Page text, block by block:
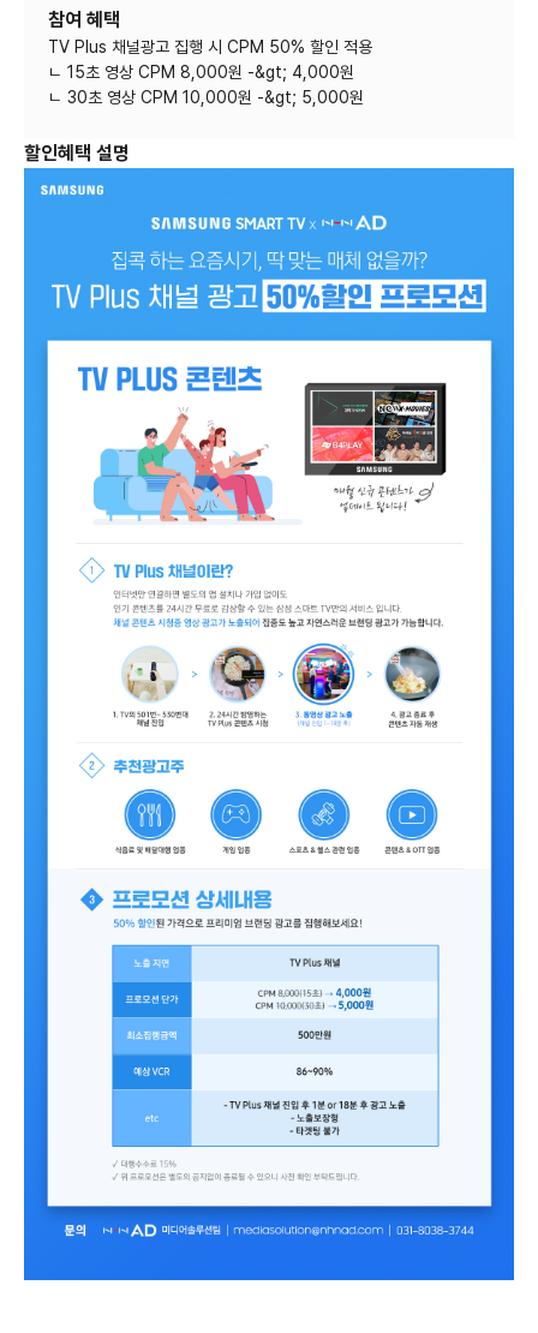
참여 혜택
TV Plus 채널광고 집행 시 CPM 50% 할인 적용
ㄴ 15초 영상 CPM 8,000원 -&gt; 4,000원
ㄴ 30초 영상 CPM 10,000원 -&gt; 5,000원
할인혜택 설명